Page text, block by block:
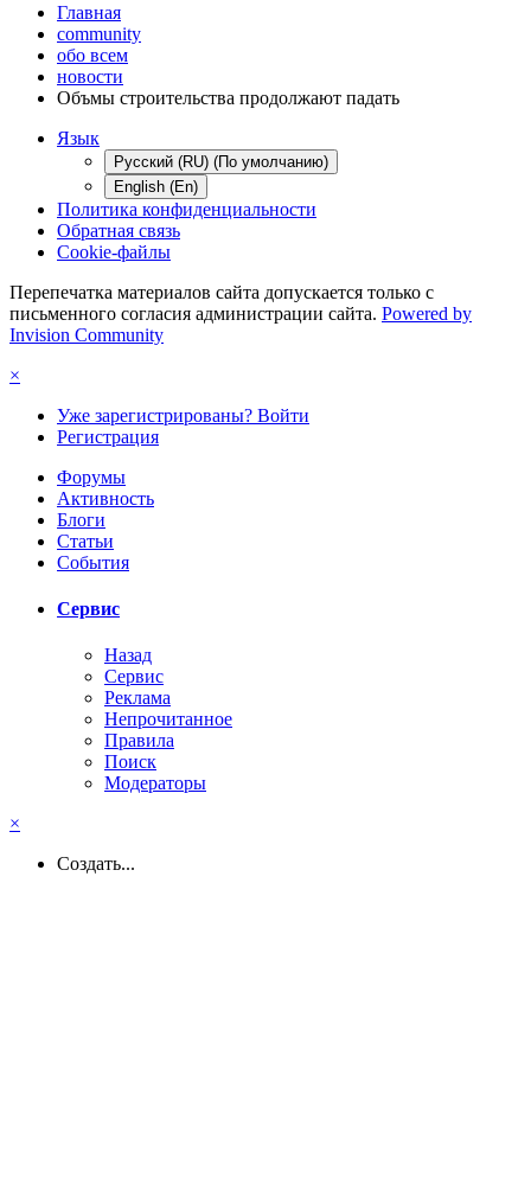
Главная
community
обо всем
новости
Объмы строительства продолжают падать
Язык
Русский (RU) (По умолчанию)
English (En)
Политика конфиденциальности
Обратная связь
Cookie-файлы
Перепечатка материалов сайта допускается только с
письменного согласия администрации сайта. Powered by
Invision Community
×
Уже зарегистрированы? Войти
Регистрация
Форумы
Активность
Блоги
Статьи
События
Сервис
Назад
Сервис
Реклама
Непрочитанное
Правила
Поиск
Модераторы
×
Создать...